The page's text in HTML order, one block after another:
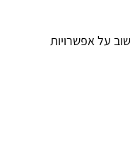
על אפשרויות